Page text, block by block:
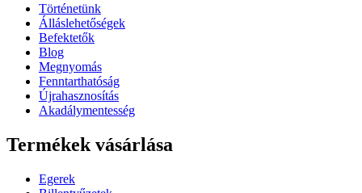
Történetünk
Álláslehetőségek
Befektetők
Blog
Megnyomás
Fenntarthatóság
Újrahasznosítás
Akadálymentesség
Termékek vásárlása
Egerek